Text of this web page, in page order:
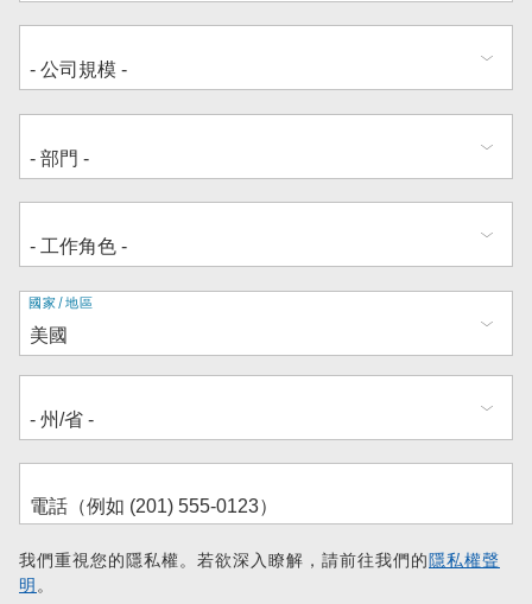
地
址
國家/地區
我們重視您的隱私權。若欲深入瞭解，請前往我們的隱私權聲
明。